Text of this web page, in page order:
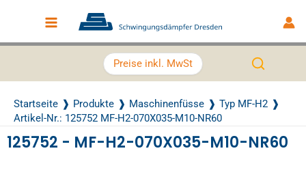
Main Menu
Preise inkl. MwSt
Startseite Produkte Maschinenfüsse
Typ MF-H2
Artikel-Nr.: 125752 MF-H2-070X035-M10-NR60
125752 - MF-H2-070X035-M10-NR60